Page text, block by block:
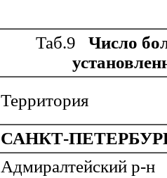
Таб.9 Число
Территория
САНКТ-
Адмиралтейский р-н